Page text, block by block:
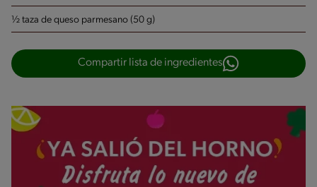
½ taza de queso parmesano (50 g)
Compartir lista de ingredientes